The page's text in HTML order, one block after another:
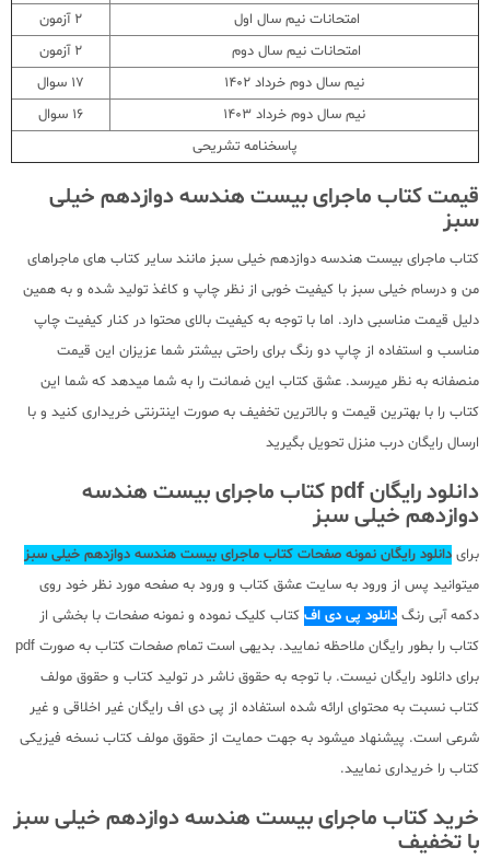
امتحانات نیم سال اول
2 آزمون
امتحانات نیم سال دوم
2 آزمون
نیم سال دوم خرداد 1402
17 سوال
نیم سال دوم خرداد 1403
16 سوال
پاسخنامه تشریحی
قیمت کتاب ماجرای بیست هندسه دوازدهم خیلی
سبز
کتاب ماجرای بیست هندسه دوازدهم خیلی سبز مانند سایر کتاب های ماجراهای
من و درسام خیلی سبز با کیفیت خوبی از نظر چاپ و کاغذ تولید شده و به همین
دلیل قیمت مناسبی دارد. اما با توجه به کیفیت بالای محتوا در کنار کیفیت چاپ
مناسب و استفاده از چاپ دو رنگ برای راحتی بیشتر شما عزیزان این قیمت
منصفانه به نظر میرسد. عشق کتاب این ضمانت را به شما میدهد که شما این
کتاب را با بهترین قیمت و بالاترین تخفیف به صورت اینترنتی خریداری کنید و با
ارسال رایگان درب منزل تحویل بگیرید
دانلود رایگان pdf کتاب ماجرای بیست هندسه
دوازدهم خیلی سبز
برای دانلود رایگان نمونه صفحات کتاب ماجرای بیست هندسه دوازدهم خیلی سبز
میتوانید پس از ورود به سایت عشق کتاب و ورود به صفحه مورد نظر خود روی
دکمه آبی رنگ دانلود پی دی اف کتاب کلیک نموده و نمونه صفحات با بخشی از
کتاب را بطور رایگان ملاحظه نمایید. بدیهی است تمام صفحات کتاب به صورت pdf
برای دانلود رایگان نیست. با توجه به حقوق ناشر در تولید کتاب و حقوق مولف
کتاب نسبت به محتوای ارائه شده استفاده از پی دی اف رایگان غیر اخلاقی و غیر
شرعی است. پیشنهاد میشود به جهت حمایت از حقوق مولف کتاب نسخه فیزیکی
کتاب را خریداری نمایید.
خرید کتاب ماجرای بیست هندسه دوازدهم خیلی سبز
با تخفیف